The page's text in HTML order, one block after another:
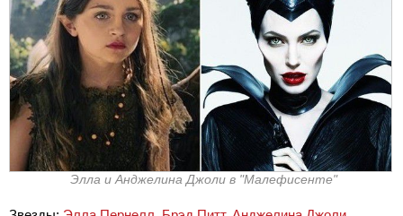
Элла и Анджелина Джоли в "Малефисенте"